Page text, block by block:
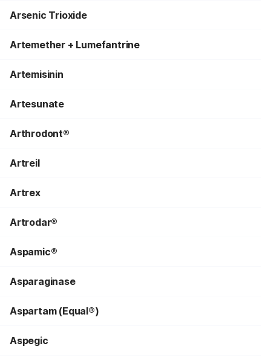
Arsenic Trioxide
Artemether + Lumefantrine
Artemisinin
Artesunate
Arthrodont®
Artreil
Artrex
Artrodar®
Aspamic®
Asparaginase
Aspartam (Equal®)
Aspegic